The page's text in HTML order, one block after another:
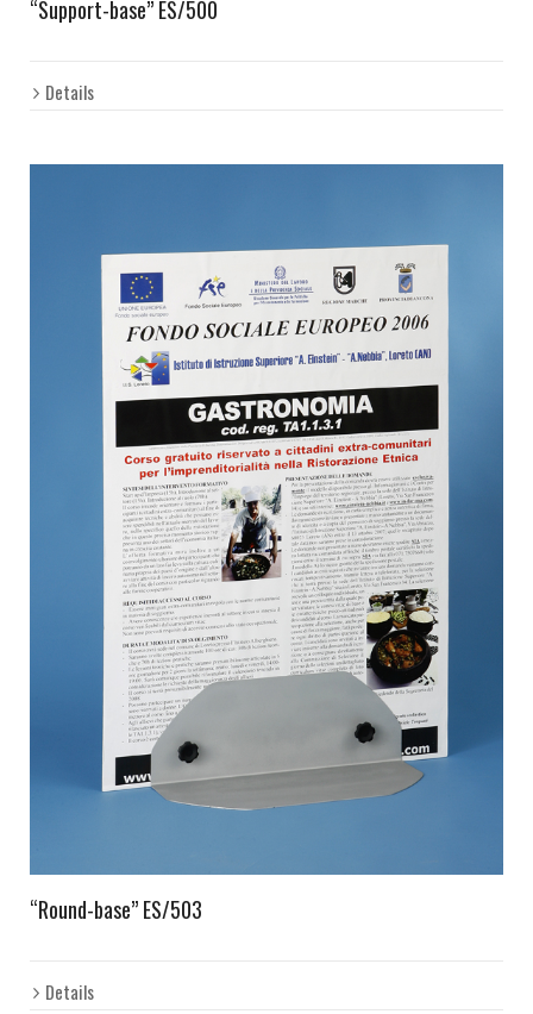
“Support-base” ES/500
Details
“Round-base” ES/503
Details